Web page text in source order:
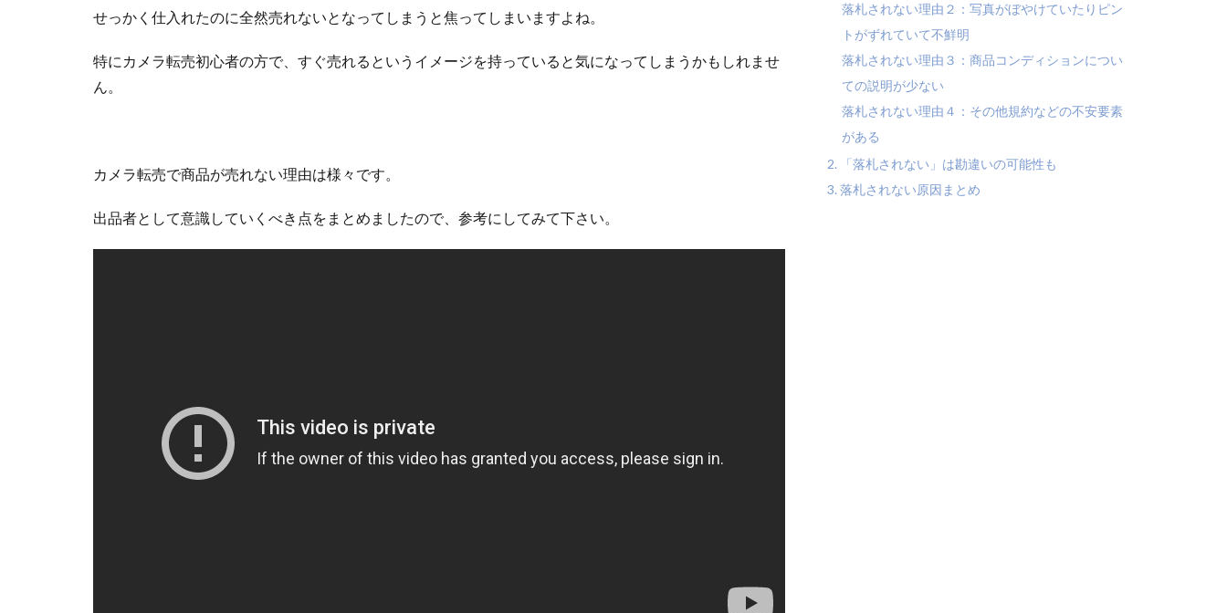
せっかく仕入れたのに全然売れないとなってしまうと焦ってしまいますよね。
特にカメラ転売初心者の方で、すぐ売れるというイメージを持っていると気になってしまうかもしれませ
ん。
カメラ転売で商品が売れない理由は様々です。
出品者として意識していくべき点をまとめましたので、参考にしてみて下さい。
落札されない理由２：写真がぼやけていたりピン
トがずれていて不鮮明
落札されない理由３：商品コンディションについ
ての説明が少ない
落札されない理由４：その他規約などの不安要素
がある
「落札されない」は勘違いの可能性も
落札されない原因まとめ